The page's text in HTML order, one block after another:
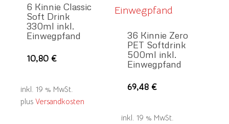
6 Kinnie Classic
Soft Drink
330ml inkl.
Einwegpfand
10,80€
inkl. 19 % MwSt.
plus Versandkosten
36 Kinnie Zero
PET Softdrink
500ml inkl.
Einwegpfand
69,48€
inkl. 19 % MwSt.